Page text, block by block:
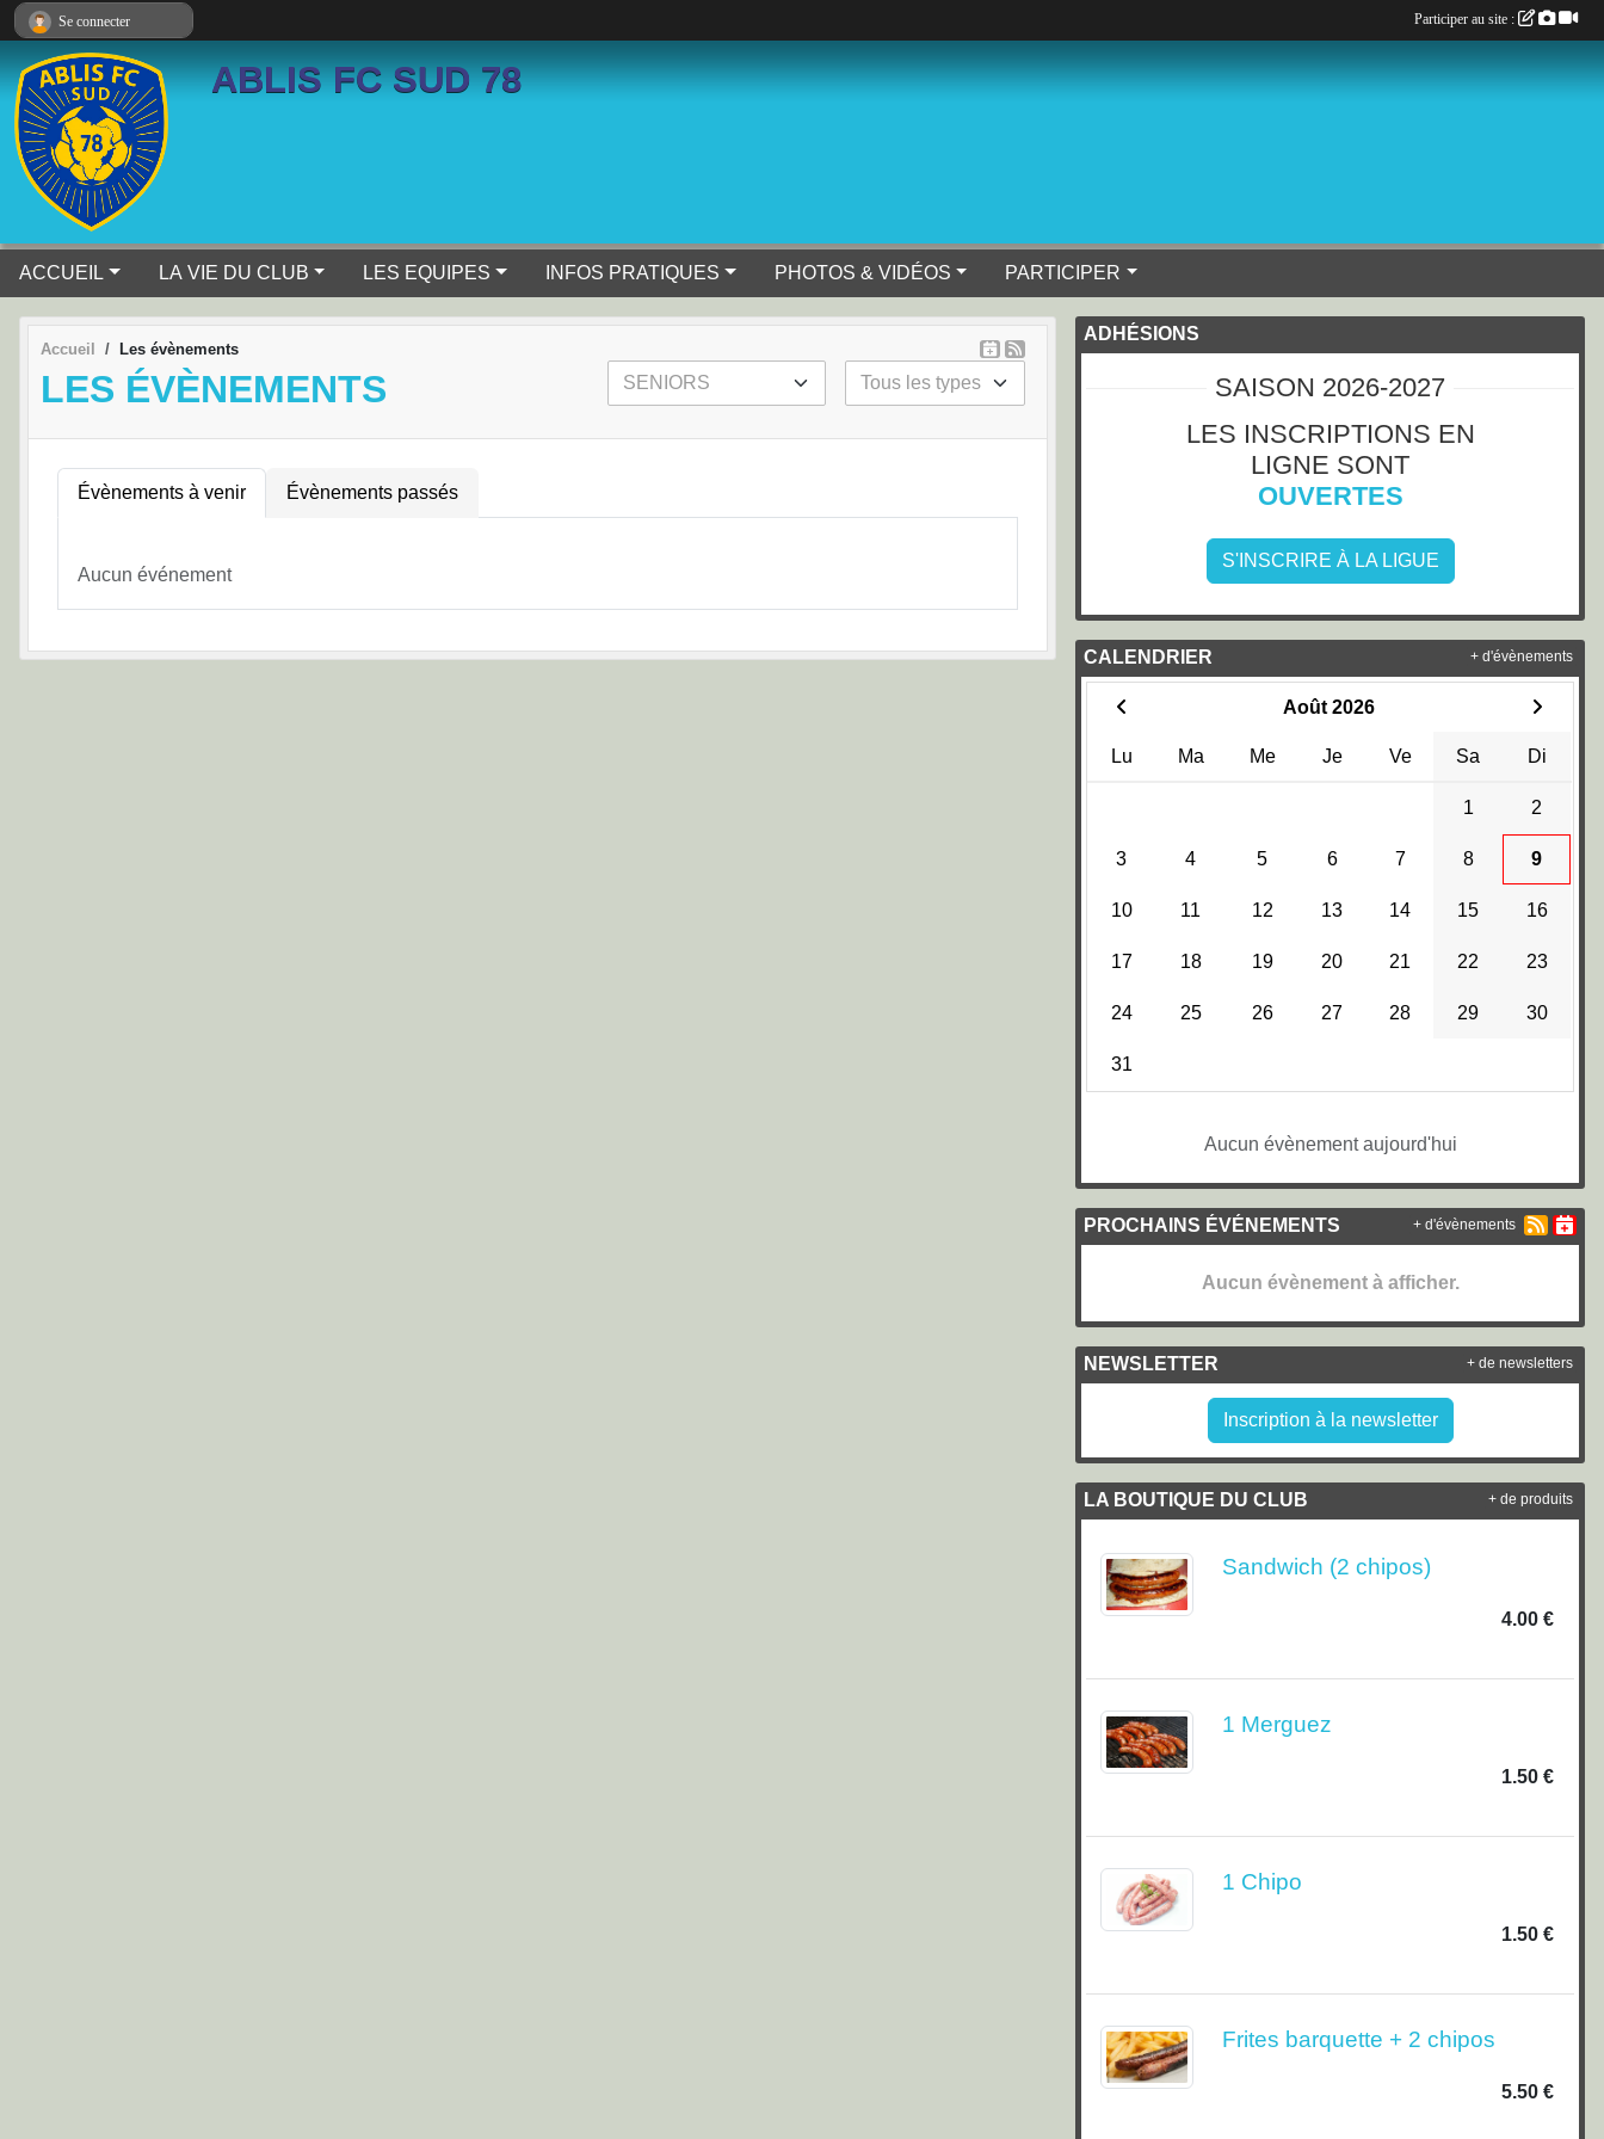
ABLIS FC SUD 78
ACCUEIL LA VIE DU CLUB LES EQUIPES INFOS PRATIQUES PHOTOS & VIDÉOS PARTICIPER
Accueil Les évènements
LES ÉVÈNEMENTS
Évènements à venir Évènements passés
Aucun événement
ADHÉSIONS
SAISON 2026-2027
LES INSCRIPTIONS EN
LIGNE SONT
OUVERTES
S'INSCRIRE À LA LIGUE
CALENDRIER
Août 2026
Lu Ma Me Je Ve Sa Di
1 2
3 4 5 6 7 8 9
10 11 12 13 14 15 16
17 18 19 20 21 22 23
24 25 26 27 28 29 30
31
Aucun évènement aujourd'hui
+ d'évènements
PROCHAINS ÉVÉNEMENTS
Aucun évènement à afficher.
+ d'évènements
NEWSLETTER
Inscription à la newsletter
+ de newsletters
LA BOUTIQUE DU CLUB
Sandwich (2 chipos)
4.00 €
1 Merguez
1.50 €
1 Chipo
1.50 €
Frites barquette + 2 chipos
5.50 €
+ de produits
Se connecter Participer au site :
Panneau de gestion des cookies